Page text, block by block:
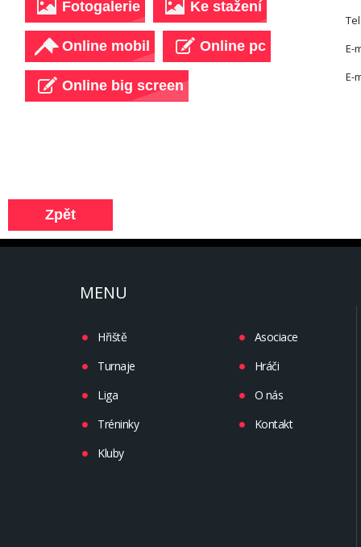
E-
E-
MENU
Hřiště
Turnaje
Liga
Tréninky
Kluby
Asociace
Hráči
O nás
Kontakt